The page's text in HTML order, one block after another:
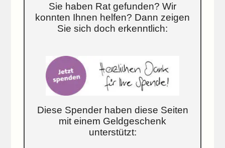
Sie haben Rat gefunden? Wir
konnten Ihnen helfen? Dann zeigen
Sie sich doch erkenntlich:
Diese Spender haben diese Seiten
mit einem Geldgeschenk
unterstützt: